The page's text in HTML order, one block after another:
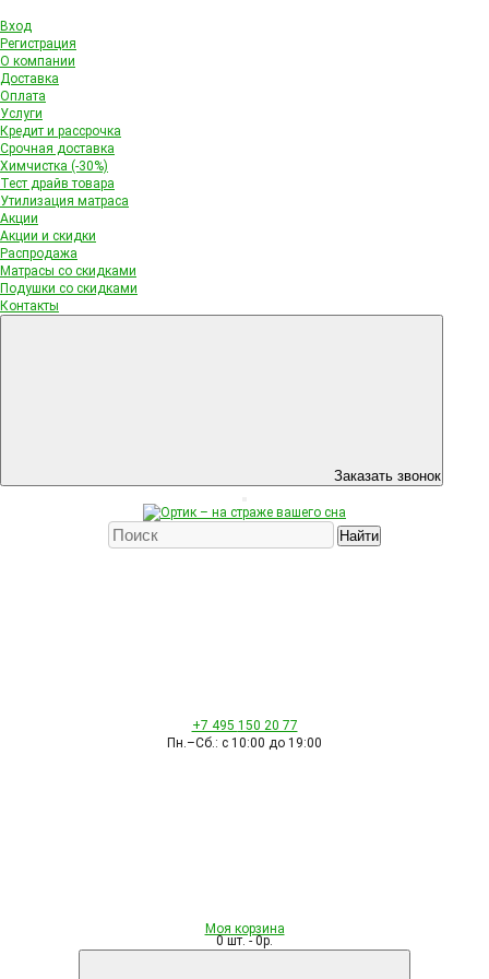
Вход
Регистрация
О компании
Доставка
Оплата
Услуги
Кредит и рассрочка
Срочная доставка
Химчистка (-30%)
Тест драйв товара
Утилизация матраса
Акции
Акции и скидки
Распродажа
Матрасы со скидками
Подушки со скидками
Контакты
Заказать звонок
Найти
+7 495 150 20 77
Пн.–Сб.: с 10:00 до 19:00
Моя корзина
0 шт. - 0р.